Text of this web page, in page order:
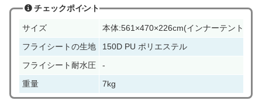
チェックポイント
サイズ
本体:561×470×226cm(インナーテント:な
フライシートの生地
150D PU ポリエステル
フライシート耐水圧
-
重量
7kg